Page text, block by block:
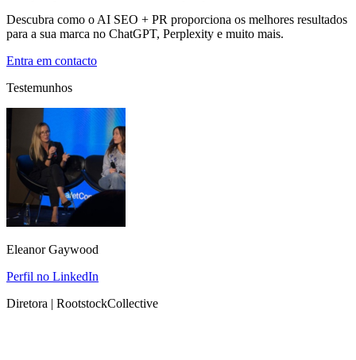
Descubra como o AI SEO + PR proporciona os melhores resultados
para a sua marca no ChatGPT, Perplexity e muito mais.
Entra em contacto
Testemunhos
Eleanor Gaywood
Perfil no LinkedIn
Diretora | RootstockCollective